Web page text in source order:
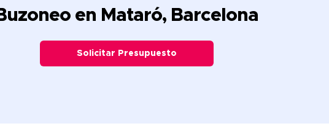
en Mataró, Barcelona
Solicitar Presupuesto